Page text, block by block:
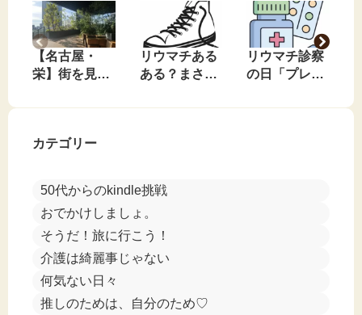
【名古屋・
栄】街を見下
気に入りの無
ト
リウマチある
ある？まさか
事件🤣
リウマチ診察
の日「プレド
る？」と言わ
カテゴリー
50代からのkindle挑戦
おでかけしましょ。
そうだ！旅に行こう！
介護は綺麗事じゃない
何気ない日々
推しのためは、自分のため♡